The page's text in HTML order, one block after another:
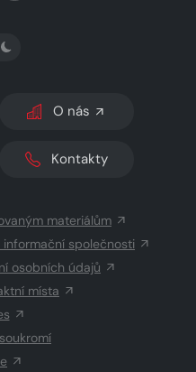
PŘEPNOUT SVĚTLÝ/TMAVÝ REŽIM
O nás
Kontakty
materiálům
informační společnosti
osobních údajů
místa